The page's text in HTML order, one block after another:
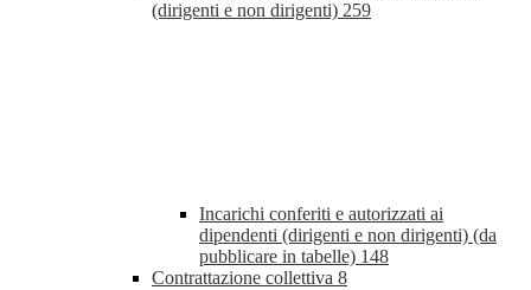
(dirigenti e non dirigenti) 259
Incarichi conferiti e autorizzati ai
dipendenti (dirigenti e non dirigenti) (da
pubblicare in tabelle) 148
Contrattazione collettiva 8